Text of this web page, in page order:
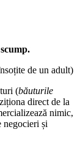
de un adult)
(băuturile
direct de la
nimic,
negocieri și